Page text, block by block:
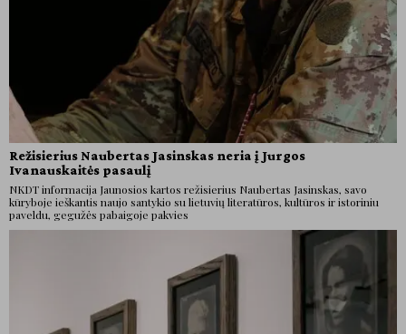
Režisierius Naubertas Jasinskas neria į Jurgos
Ivanauskaitės pasaulį
NKDT informacija Jaunosios kartos režisierius Naubertas Jasinskas, savo
kūryboje ieškantis naujo santykio su lietuvių literatūros, kultūros ir istoriniu
paveldu, gegužės pabaigoje pakvies